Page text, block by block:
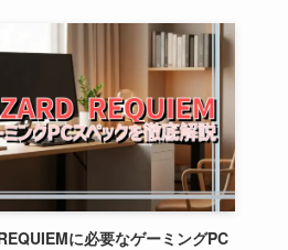
に必要なゲーミングPC